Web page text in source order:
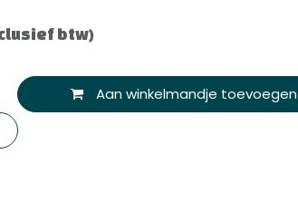
btw)
Aan winkelmandje toevoegen